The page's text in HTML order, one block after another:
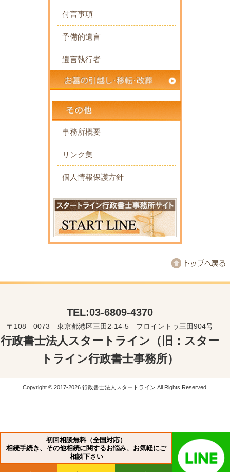
付言事項
予備的遺言
遺言執行者
事務所概要
リンク集
個人情報保護方針
TEL:03-6809-4370
〒108―0073 東京都港区三田2-14-5 フロイントゥ三田904号
行政書士法人スタートライン（旧：スター
トライン行政書士事務所）
Copyright © 2017-2026 行政書士法人スタートライン All Rights Reserved.
初回相談無料（全国対応）
相続手続き、その他相続に関するお悩み、お気軽にご
相談下さい